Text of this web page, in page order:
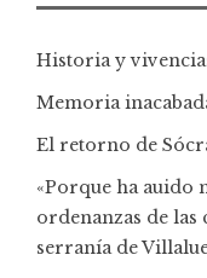
Historia y
Memoria
El retorno de
«Porque ha auido
ordenanzas de
serranía de